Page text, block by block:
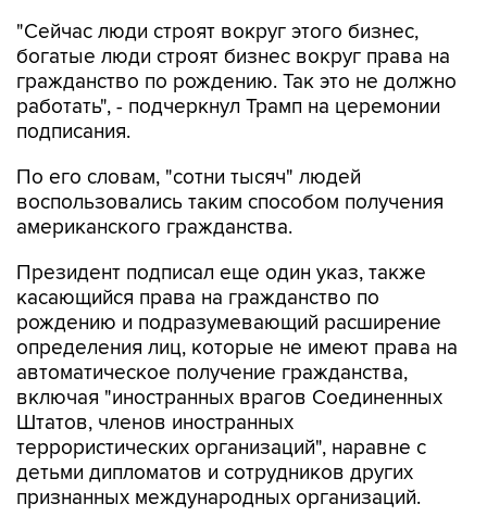
"Сейчас люди строят вокруг этого бизнес,
богатые люди строят бизнес вокруг права на
гражданство по рождению. Так это не должно
работать", - подчеркнул Трамп на церемонии
подписания.
По его словам, "сотни тысяч" людей
воспользовались таким способом получения
американского гражданства.
Президент подписал еще один указ, также
касающийся права на гражданство по
рождению и подразумевающий расширение
определения лиц, которые не имеют права на
автоматическое получение гражданства,
включая "иностранных врагов Соединенных
Штатов, членов иностранных
террористических организаций", наравне с
детьми дипломатов и сотрудников других
признанных международных организаций.